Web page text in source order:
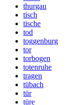
thurgau
tisch
tische
tod
toggenburg
tor
torbogen
totenruhe
tragen
tübach
tür
türe